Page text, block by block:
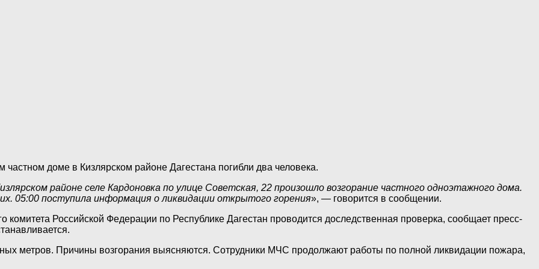
доме в Кизлярском районе Дагестана погибли два человека.
районе селе Кардоновка по улице Советская, 22 произошло возгорание частного одноэтажного дома.
05:00 поступила информация о ликвидации открытого горения», — говорится в сообщении.
Российской Федерации по Республике Дагестан проводится доследственная проверка, сообщает пресс-
метров. Причины возгорания выясняются. Сотрудники МЧС продолжают работы по полной ликвидации пожара,